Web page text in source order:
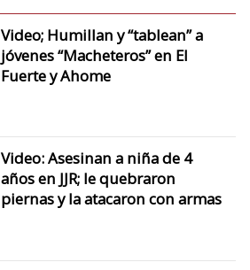
Video; Humillan y “tablean” a
jóvenes “Macheteros” en El
Fuerte y Ahome
Video: Asesinan a niña de 4
años en JJR; le quebraron
piernas y la atacaron con armas